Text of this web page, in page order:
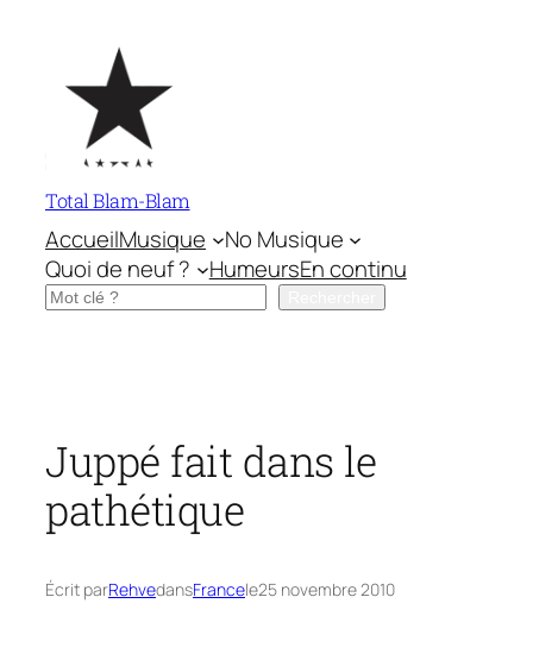
contenu
Total Blam-Blam
AccueilMusique
No Musique
Quoi de neuf ?
HumeursEn continu
Rechercher
Juppé fait dans le
pathétique
Écrit parRehvedansFrancele25 novembre 2010